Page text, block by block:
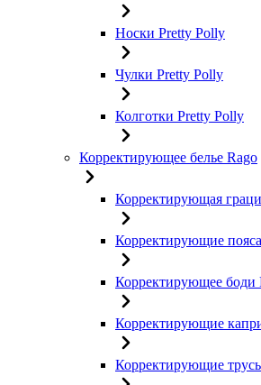
Носки Pretty Polly
Чулки Pretty Polly
Колготки Pretty Polly
Корректирующее белье Rago
Корректирующая
Корректирующие
Корректирующее боди
Корректирующие
Корректирующие